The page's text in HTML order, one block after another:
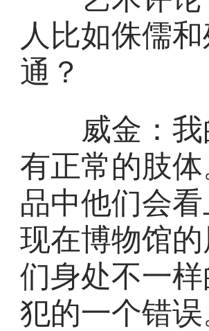
人比如侏儒
通？
威金：我
有正常的肢
品中他们会
现在博物馆
们身处不一
犯的一个错